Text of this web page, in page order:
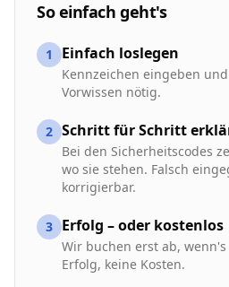
So einfach geht's
1 Einfach loslegen
Kennzeichen eingeben
Vorwissen nötig.
2 Schritt für Schritt
Bei den Sicherheitscodes
wo sie stehen. Falsch
korrigierbar.
3 Erfolg – oder kostenlos
Wir buchen erst ab,
Erfolg, keine Kosten.